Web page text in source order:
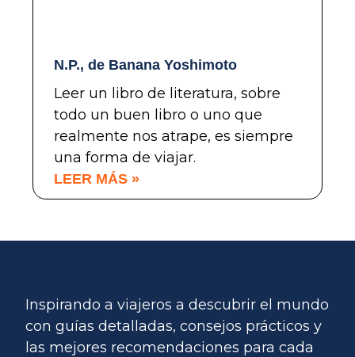
N.P., de Banana Yoshimoto
Leer un libro de literatura, sobre
todo un buen libro o uno que
realmente nos atrape, es siempre
una forma de viajar.
LEER MÁS »
Inspirando a viajeros a descubrir el mundo
con guías detalladas, consejos prácticos y
las mejores recomendaciones para cada